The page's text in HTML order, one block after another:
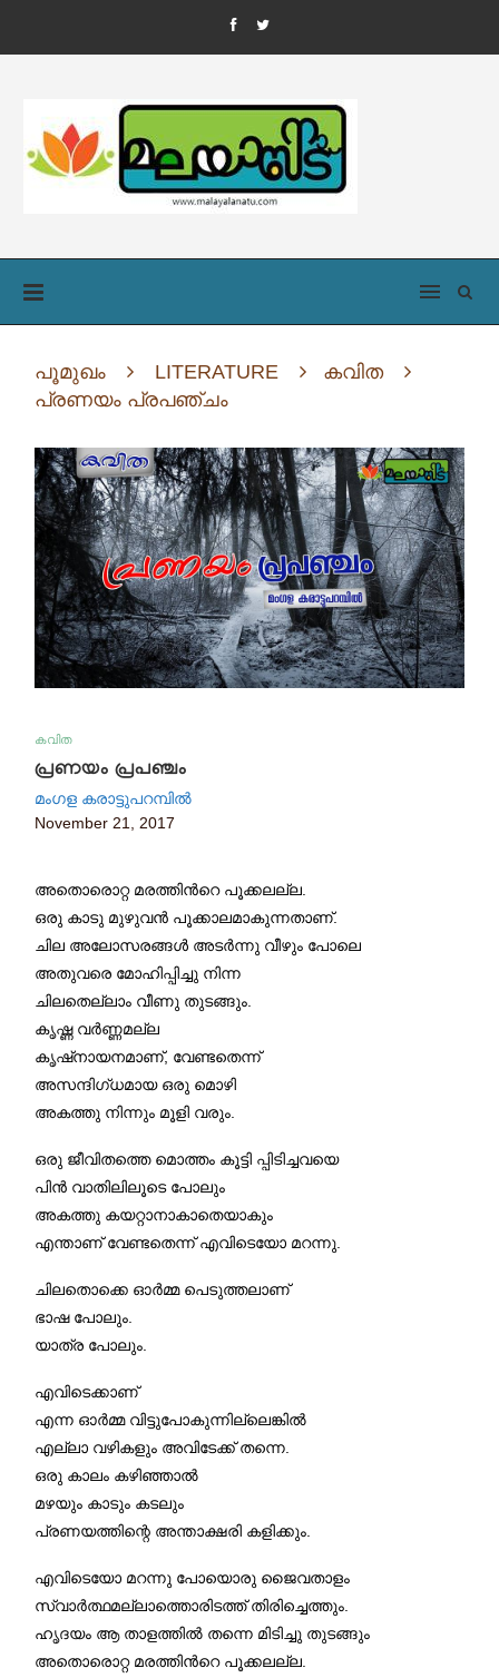
പൂമുഖം LITERATURE
കവിത
പ്രണയം പ്രപഞ്ചം
കവിത
പ്രണയം പ്രപഞ്ചം
മംഗള കരാട്ടുപറമ്പിൽ
November 21, 2017
അതൊരൊറ്റ മരത്തിന്‍റെ പൂക്കലല്ല.
ഒരു കാടു മുഴുവന്‍ പൂക്കാലമാകുന്നതാണ്.
ചില അലോസരങ്ങള്‍ അടര്‍ന്നു വീഴും പോലെ
അതുവരെ മോഹിപ്പിച്ചു നിന്ന
ചിലതെല്ലാം വീണു തുടങ്ങും.
കൃഷ്ണ വര്‍ണ്ണമല്ല
കൃഷ്നായനമാണ്, വേണ്ടതെന്ന്
അസന്ദിഗ്ധമായ ഒരു മൊഴി
അകത്തു നിന്നും മൂളി വരും.
ഒരു ജീവിതത്തെ മൊത്തം കൂട്ടി പ്പിടിച്ചവയെ
പിന്‍ വാതിലിലൂടെ പോലും
അകത്തു കയറ്റാനാകാതെയാകും
എന്താണ് വേണ്ടതെന്ന് എവിടെയോ മറന്നു.
ചിലതൊക്കെ ഓര്‍മ്മ പെടുത്തലാണ്
ഭാഷ പോലും.
യാത്ര പോലും.
എവിടെക്കാണ്‌
എന്ന ഓര്‍മ്മ വിട്ടുപോകുന്നില്ലെങ്കില്‍
എല്ലാ വഴികളും അവിടേക്ക് തന്നെ.
ഒരു കാലം കഴിഞ്ഞാല്‍
മഴയും കാടും കടലും
പ്രണയത്തിന്റെ അന്താക്ഷരി കളിക്കും.
എവിടെയോ മറന്നു പോയൊരു ജൈവതാളം
സ്വാര്‍ത്ഥമല്ലാത്തൊരിടത്ത് തിരിച്ചെത്തും.
ഹൃദയം ആ താളത്തില്‍ തന്നെ മിടിച്ചു തുടങ്ങും
അതൊരൊറ്റ മരത്തിന്‍റെ പൂക്കലല്ല.